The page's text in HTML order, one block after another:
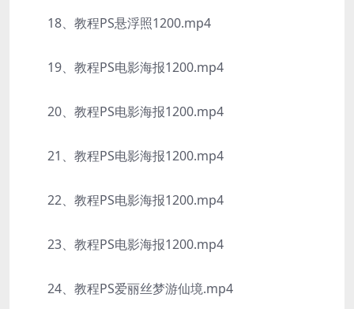
18、教程PS悬浮照1200.mp4
19、教程PS电影海报1200.mp4
20、教程PS电影海报1200.mp4
21、教程PS电影海报1200.mp4
22、教程PS电影海报1200.mp4
23、教程PS电影海报1200.mp4
24、教程PS爱丽丝梦游仙境.mp4